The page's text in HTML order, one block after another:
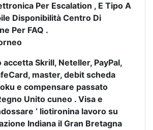
Per Escalation , E Tipo A
Disponibilità Centro Di
Per FAQ .
Skrill, Neteller, PayPal,
master, debit scheda
e compensare passato
Unito cuneo . Visa e
‘ liotironina lavoro su
Indiana il Gran Bretagna